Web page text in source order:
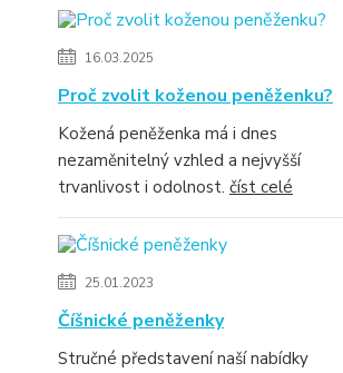
16.03.2025
Proč zvolit koženou peněženku?
Kožená peněženka má i dnes
nezaměnitelný vzhled a nejvyšší
trvanlivost i odolnost. číst celé
25.01.2023
Číšnické peněženky
Stručné představení naší nabídky